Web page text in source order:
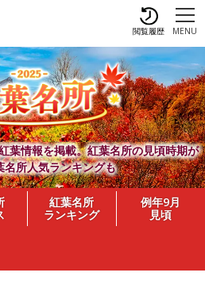
MENU
閲覧履歴
葉情報を掲載。紅葉名所の見頃時期が
名所人気ランキングも
紅葉名所
ランキング
例年9月
見頃